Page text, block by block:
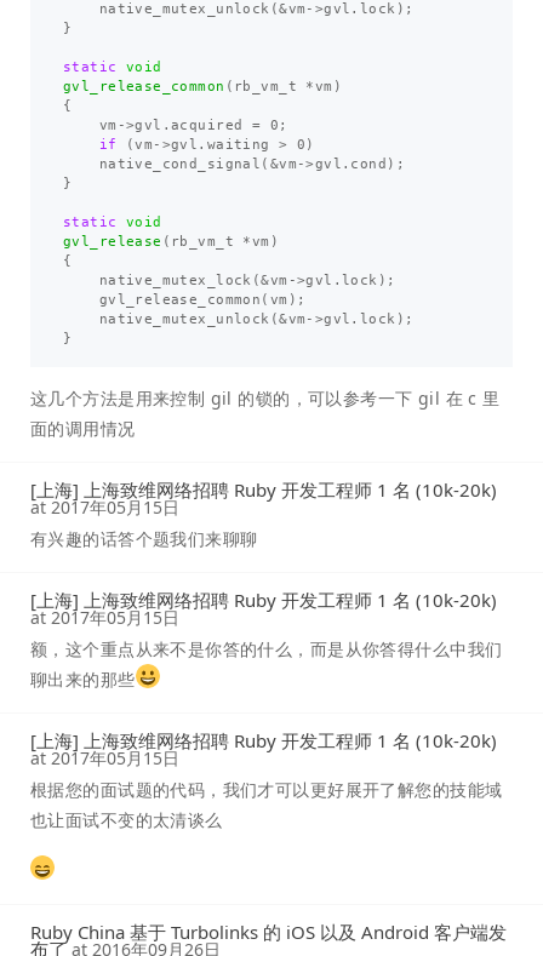
native_mutex_unlock (&vm ->gvl . lock );
}
static
void
gvl_release_common ( rb_vm_t *vm )
{
vm ->gvl .acquired = 0 ;
if
(vm ->gvl . waiting > 0 )
native_cond_signal ( &vm ->gvl . cond );
}
static
void
gvl_release ( rb_vm_t *vm )
{
native_mutex_lock (&vm ->gvl . lock );
gvl_release_common ( vm );
native_mutex_unlock (&vm ->gvl . lock );
}
这几个方法是用来控制 gil 的锁的，可以参考一下 gil 在 c 里
面的调用情况
[上海] 上海致维网络招聘 Ruby 开发工程师 1 名 (10k-20k)
at 2017年05月15日
有兴趣的话答个题我们来聊聊
[上海] 上海致维网络招聘 Ruby 开发工程师 1 名 (10k-20k)
at 2017年05月15日
额，这个重点从来不是你答的什么，而是从你答得什么中我们
聊出来的那些
[上海] 上海致维网络招聘 Ruby 开发工程师 1 名 (10k-20k)
at 2017年05月15日
根据您的面试题的代码，我们才可以更好展开了解您的技能域
也让面试不变的太清谈么
Ruby China 基于 Turbolinks 的 iOS 以及 Android 客户端发
布了 at 2016年09月26日